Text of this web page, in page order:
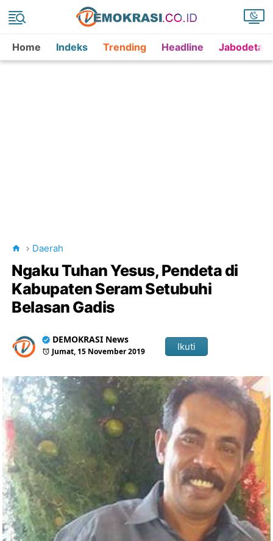
Home Indeks Trending Headline
Daerah
Ngaku Tuhan Yesus, Pendeta di
Kabupaten Seram Setubuhi
Belasan Gadis
DEMOKRASI News
Jumat, 15 November 2019 Ikuti